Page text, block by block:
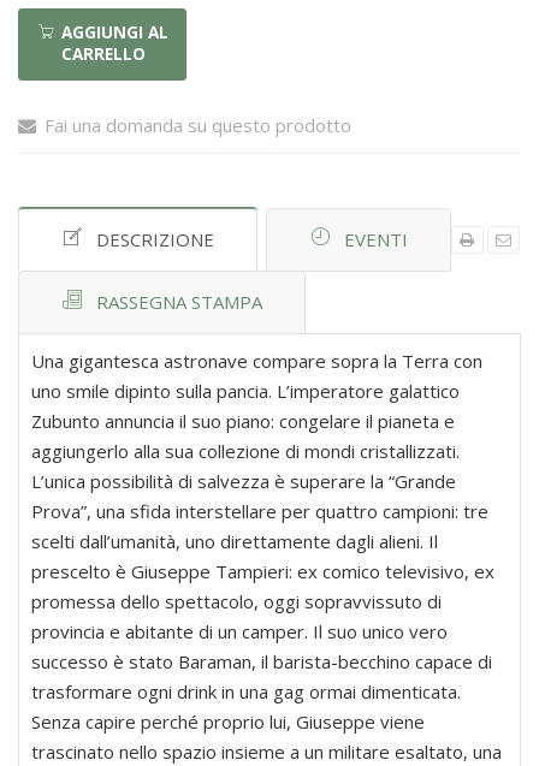
AGGIUNGI AL
CARRELLO
Fai una domanda su questo prodotto
DESCRIZIONE EVENTI
RASSEGNA STAMPA
Una gigantesca astronave compare sopra la Terra con
uno smile dipinto sulla pancia. L’imperatore galattico
Zubunto annuncia il suo piano: congelare il pianeta e
aggiungerlo alla sua collezione di mondi cristallizzati.
L’unica possibilità di salvezza è superare la “Grande
Prova”, una sfida interstellare per quattro campioni: tre
scelti dall’umanità, uno direttamente dagli alieni. Il
prescelto è Giuseppe Tampieri: ex comico televisivo, ex
promessa dello spettacolo, oggi sopravvissuto di
provincia e abitante di un camper. Il suo unico vero
successo è stato Baraman, il barista-becchino capace di
trasformare ogni drink in una gag ormai dimenticata.
Senza capire perché proprio lui, Giuseppe viene
trascinato nello spazio insieme a un militare esaltato, una